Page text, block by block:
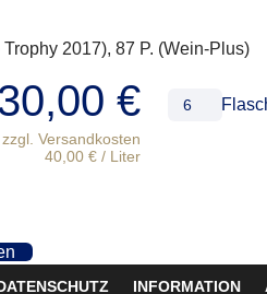
2017), 87 P. (Wein-Plus)
€
40,00 € / Liter
INFORMATION